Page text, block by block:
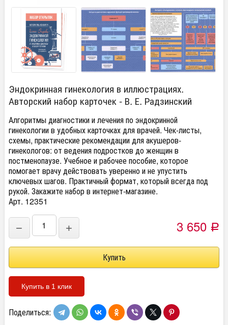
Эндокринная гинекология в иллюстрациях.
Авторский набор карточек - В. Е. Радзинский
Алгоритмы диагностики и лечения по эндокринной
гинекологии в удобных карточках для врачей. Чек-листы,
схемы, практические рекомендации для акушеров-
гинекологов: от ведения подростков до женщин в
постменопаузе. Учебное и рабочее пособие, которое
помогает врачу действовать уверенно и не упустить
ключевых шагов. Практичный формат, который всегда под
рукой. Закажите набор в интернет-магазине.
Арт. 12351
− + 3 650 Р
Купить в 1 клик
Поделиться: